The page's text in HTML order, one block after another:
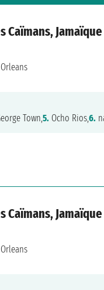
Caïmans, Jamaïque
Town,5. Ocho Rios,6.
Caïmans, Jamaïque